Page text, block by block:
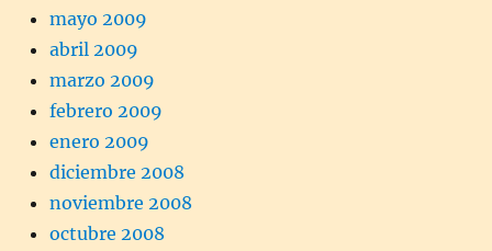
mayo 2009
abril 2009
marzo 2009
febrero 2009
enero 2009
diciembre 2008
noviembre 2008
octubre 2008